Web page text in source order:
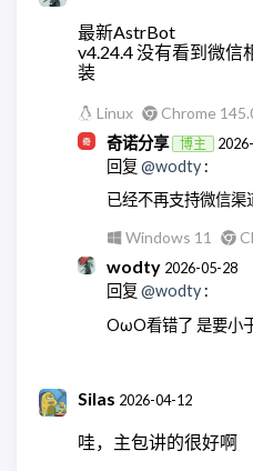
最新AstrBot
v4.24.4 没有看到微信
装
Linux
Chrome
奇诺分享
博主
回复 @wodty :
已经不再支持微信渠
Windows 11
wodty 2026-05-28
回复 @wodty :
OωO看错了 是要小
Chrome
wodty 2026-05-28
现在微信机器人都没
Silas 2026-04-12
哇，主包讲的很好啊